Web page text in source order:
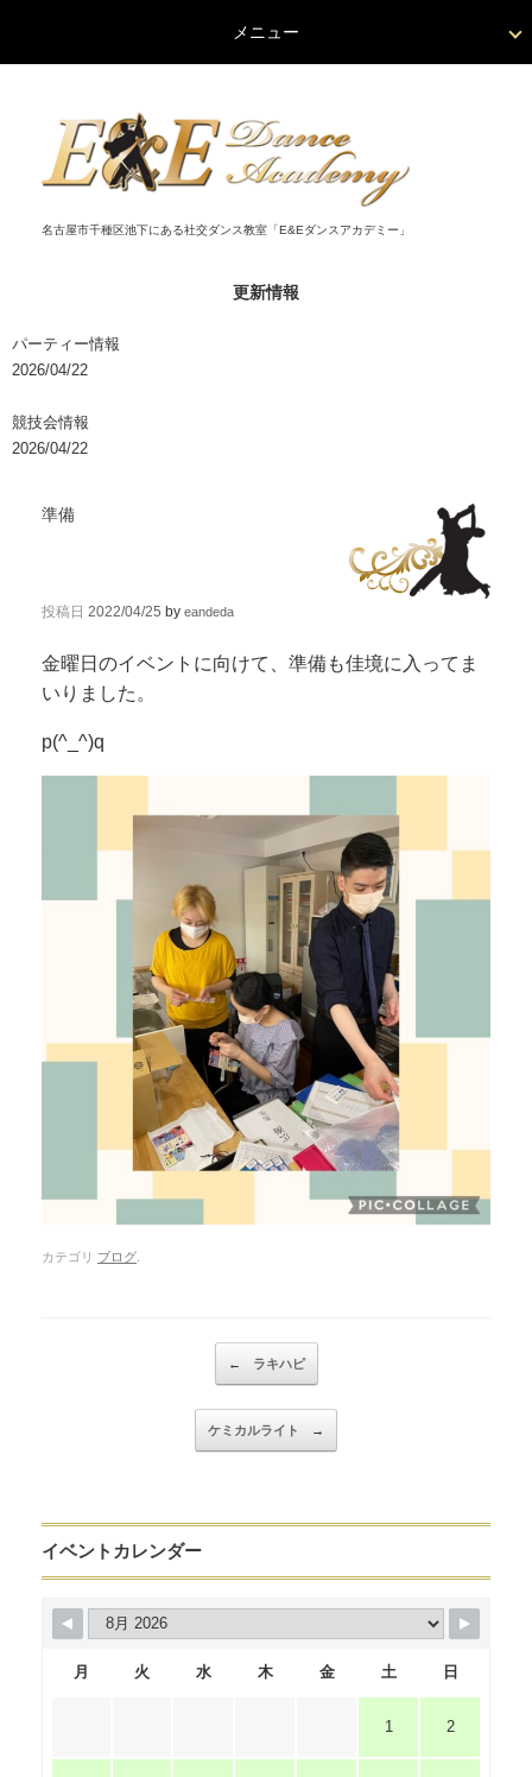
名古屋市千種区池下にある社交ダンス教室「E&Eダンスアカデミー」
更新情報
パーティー情報
2026/04/22
競技会情報
2026/04/22
メニュー
準備
投稿日 2022/04/25 by eandeda
金曜日のイベントに向けて、準備も佳境に入ってま
いりました。
p(^_^)q
カテゴリ ブログ.
← ラキハピ
ケミカルライト →
イベントカレンダー
月 火 水 木 金 土 日
1 2